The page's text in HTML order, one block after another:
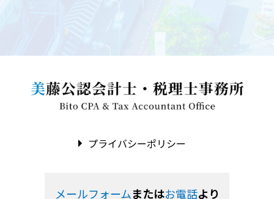
プライバシーポリシー
メールフォームまたはお電話より